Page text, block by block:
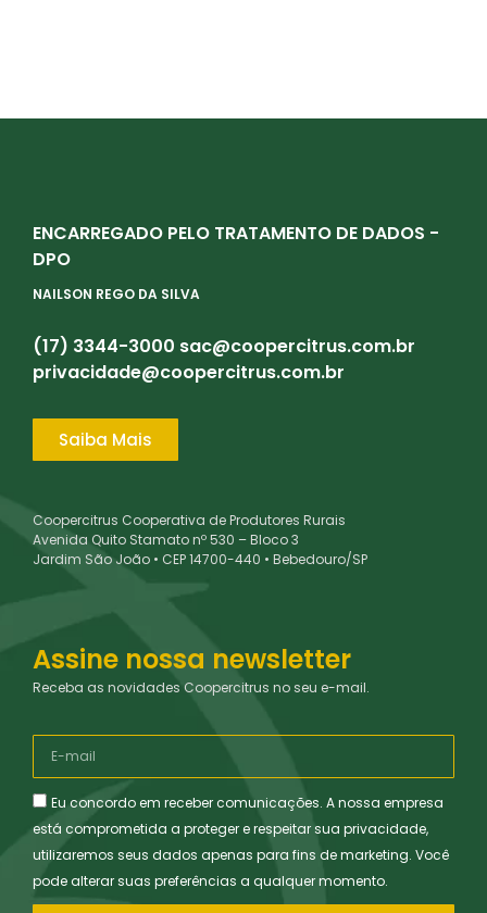
ENCARREGADO PELO TRATAMENTO DE DADOS -
DPO
NAILSON REGO DA SILVA
(17) 3344-3000 sac@coopercitrus.com.br
privacidade@coopercitrus.com.br
Saiba Mais
Coopercitrus Cooperativa de Produtores Rurais
Avenida Quito Stamato nº 530 – Bloco 3
Jardim São João • CEP 14700-440 • Bebedouro/SP
Assine nossa newsletter
Receba as novidades Coopercitrus no seu e-mail.
Eu concordo em receber comunicações. A nossa empresa
está comprometida a proteger e respeitar sua privacidade,
utilizaremos seus dados apenas para fins de marketing. Você
pode alterar suas preferências a qualquer momento.